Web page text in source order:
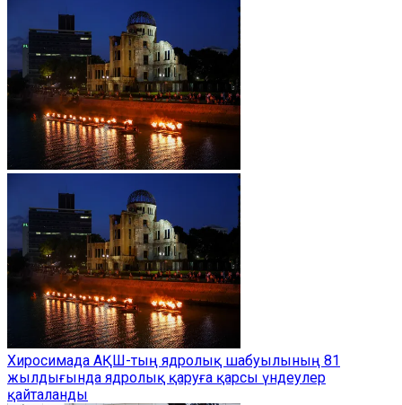
Хиросимада АҚШ-тың ядролық шабуылының 81
жылдығында ядролық қаруға қарсы үндеулер
қайталанды